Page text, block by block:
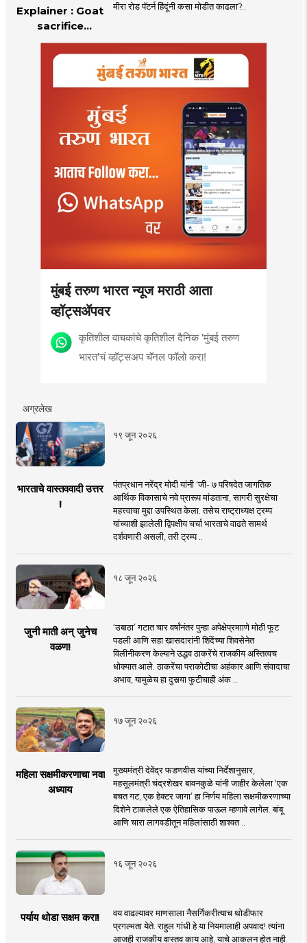
Explainer : Goat
sacrifice
controversy in
Mumbai |
मीरा रोड पॅटर्न हिंदूंनी कसा मोडीत काढला?..
मुंबई तरुण भारत न्यूज मराठी आता
व्हॉट्सॲपवर
कृतिशील वाचकांचे कृतिशील दैनिक 'मुंबई तरुण
भारत'चं व्हॉट्सअप चॅनल फॉलो करा!
अग्रलेख
१९ जून २०२६
भारताचे वास्तववादी उत्तर
!
पंतप्रधान नरेंद्र मोदी यांनी 'जी- ७ परिषदेत जागतिक
आर्थिक विकासाचे नवे प्रारूप मांडताना, सागरी सुरक्षेचा
महत्त्वाचा मुद्दा उपस्थित केला. तसेच राष्ट्राध्यक्ष ट्रम्प
यांच्याशी झालेली द्विपक्षीय चर्चा भारताचे वाढते सामर्थ
दर्शवणारी असली, तरी ट्रम्प ..
१८ जून २०२६
जुनी माती अन् जुनेच
वळण!
‘उबाठा’ गटात चार वर्षांनंतर पुन्हा अपेक्षेप्रमााणे मोठी फूट
पडली आणि सहा खासदारांनी शिंदेंच्या शिवसेनेत
विलीनीकरण केल्याने उद्धव ठाकरेंचे राजकीय अस्तित्वच
धोक्यात आले. ठाकरेंचा पराकोटीचा अहंकार आणि संवादाचा
अभाव, यामुळेच हा दुसर्‍या फुटीचाही अंक ..
१७ जून २०२६
महिला सक्षमीकरणाचा नवा
अध्याय
मुख्यमंत्री देवेंद्र फडणवीस यांच्या निर्देशानुसार,
महसूलमंत्री चंद्रशेखर बावनकुळे यांनी जाहीर केलेला ‘एक
बचत गट, एक हेक्टर जागा’ हा निर्णय महिला सक्षमीकरणाच्या
दिशेने टाकलेले एक ऐतिहासिक पाऊल म्हणावे लागेल. बांबू
आणि चारा लागवडीतून महिलांसाठी शाश्वत ..
१६ जून २०२६
पर्याय थोडा सक्षम करा!
वय वाढल्यावर माणसाला नैसर्गिकरीत्याच थोडीफार
प्रगल्भता येते. राहुल गांधी हे या नियमालाही अपवाद! त्यांना
आजही राजकीय वास्तव काय आहे, याचे आकलन होत नाही.